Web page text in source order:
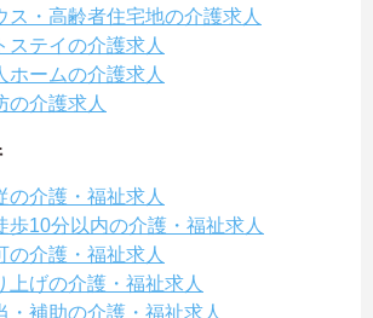
ス・高齢者住宅地の介護求人
ステイの介護求人
ホームの介護求人
の介護求人
の介護・福祉求人
歩10分以内の介護・福祉求人
の介護・福祉求人
上げの介護・福祉求人
・補助の介護・福祉求人